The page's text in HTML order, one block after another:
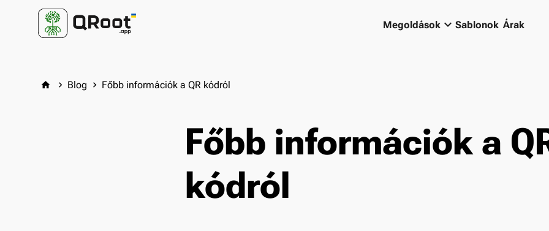
Megoldásokkeyboard_arrow_down Sablonok Árak
home keyboard_arrow_right Blog keyboard_arrow_right Főbb információk a QR kódról
Főbb információk a
kódról